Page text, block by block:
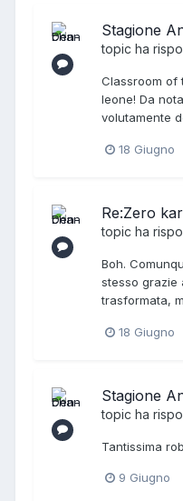
Stagione
topic ha
Classroom of
leone! Da
volutamente
18 Giugno
Re:Zero
topic ha
Boh.
stesso grazie
trasformata,
18 Giugno
Stagione
topic ha
Tantissima
9 Giugno